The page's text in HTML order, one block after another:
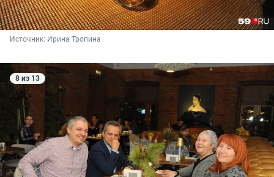
Источник: Ирина Тропина
8 из 13